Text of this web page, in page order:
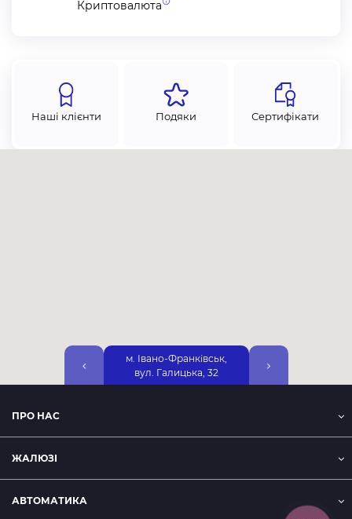
Криптовалюта
Наші клієнти Подяки Сертифікати
м. Івано-Франківськ,
вул. Галицька, 32
ПРО НАС
ЖАЛЮЗІ
АВТОМАТИКА